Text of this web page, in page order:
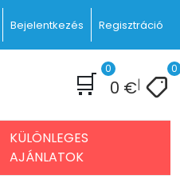
Bejelentkezés Regisztráció
🛒 0
0 €|
0
KÜLÖNLEGES
AJÁNLATOK